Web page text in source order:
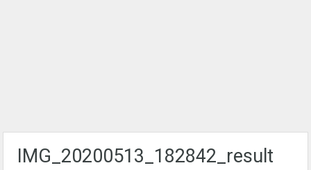
IMG_20200513_182842_result